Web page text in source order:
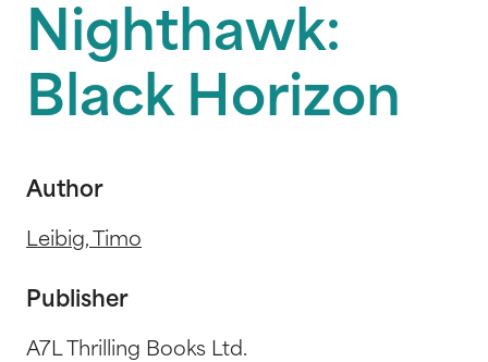
Nighthawk:
Black Horizon
Author
Leibig, Timo
Publisher
A7L Thrilling Books Ltd.